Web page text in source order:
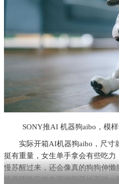
SONY推AI 机器狗aibo，模
实际开箱AI机器狗aibo，尺寸
挺有重量，女生单手拿会有些吃力
慢苏醒过来，还会像真的狗狗伸懒
接著呼唤它的名字就能开始互动